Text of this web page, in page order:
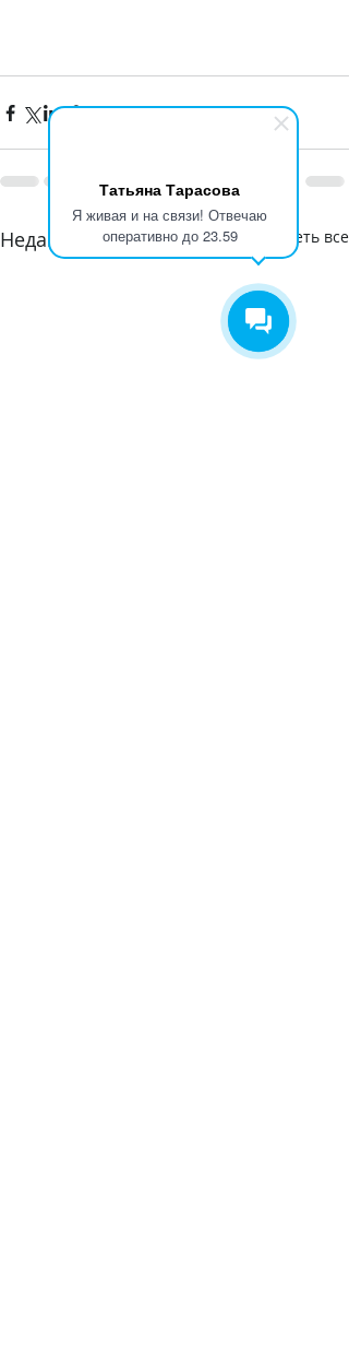
Татьяна Тарасова
Я живая и на связи! Отвечаю
оперативно до 23.59
Недавние посты Смотреть все